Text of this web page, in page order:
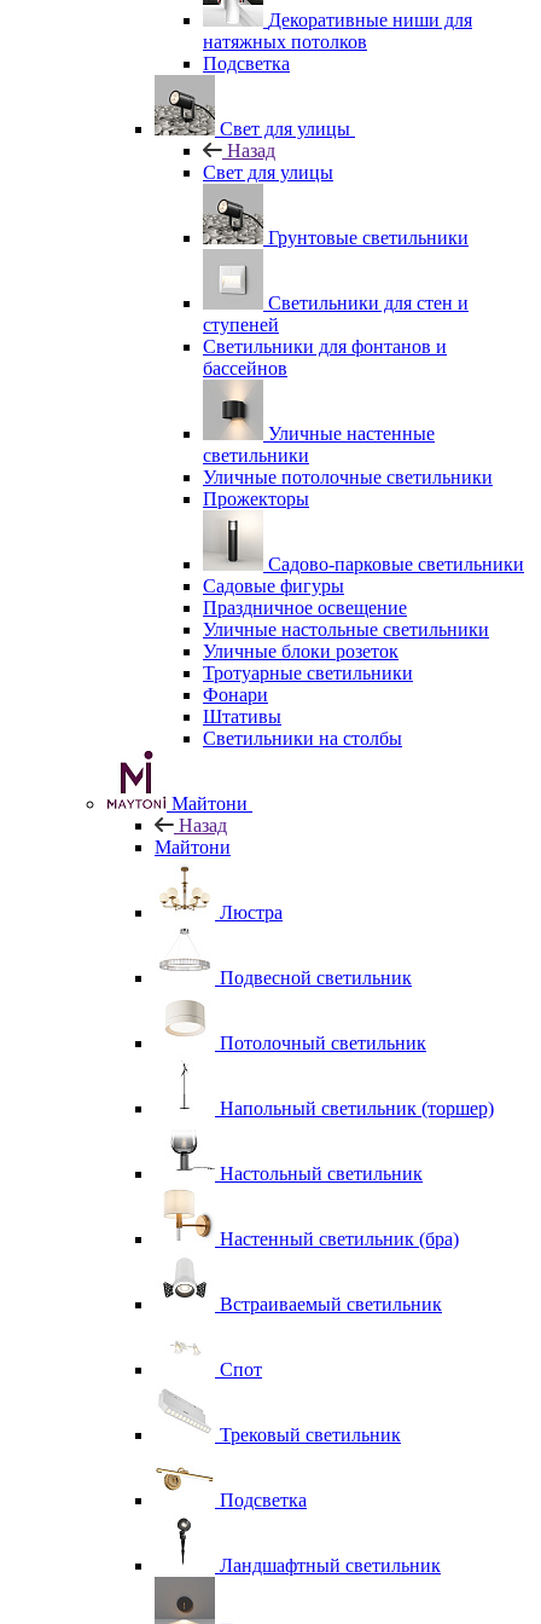
Декоративные ниши для
натяжных потолков
Подсветка
Свет для улицы
Назад
Свет для улицы
Грунтовые светильники
Светильники для стен и
ступеней
Светильники для фонтанов и
бассейнов
Уличные настенные
светильники
Уличные потолочные светильники
Прожекторы
Садово-парковые светильники
Садовые фигуры
Праздничное освещение
Уличные настольные светильники
Уличные блоки розеток
Тротуарные светильники
Фонари
Штативы
Светильники на столбы
Майтони
Назад
Майтони
Люстра
Подвесной светильник
Потолочный светильник
Напольный светильник (торшер)
Настольный светильник
Настенный светильник (бра)
Встраиваемый светильник
Спот
Трековый светильник
Подсветка
Ландшафтный светильник